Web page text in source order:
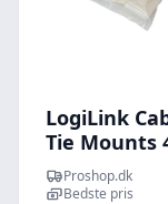
LogiLink
Tie Mounts
40 mm (100-
Proshop.dk
Bedste pris